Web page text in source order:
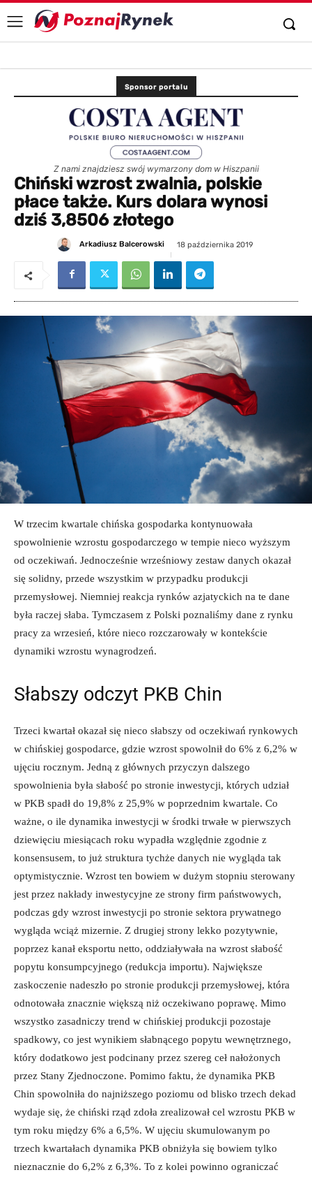
Sponsor portalu
Z nami znajdziesz swój wymarzony dom w Hiszpanii
Chiński wzrost zwalnia, polskie
płace także. Kurs dolara wynosi
dziś 3,8506 złotego
Arkadiusz Balcerowski 18 października 2019
W trzecim kwartale chińska gospodarka kontynuowała
spowolnienie wzrostu gospodarczego w tempie nieco wyższym
od oczekiwań. Jednocześnie wrześniowy zestaw danych okazał
się solidny, przede wszystkim w przypadku produkcji
przemysłowej. Niemniej reakcja rynków azjatyckich na te dane
była raczej słaba. Tymczasem z Polski poznaliśmy dane z rynku
pracy za wrzesień, które nieco rozczarowały w kontekście
dynamiki wzrostu wynagrodzeń.
Słabszy odczyt PKB Chin
Trzeci kwartał okazał się nieco słabszy od oczekiwań rynkowych
w chińskiej gospodarce, gdzie wzrost spowolnił do 6% z 6,2% w
ujęciu rocznym. Jedną z głównych przyczyn dalszego
spowolnienia była słabość po stronie inwestycji, których udział
w PKB spadł do 19,8% z 25,9% w poprzednim kwartale. Co
ważne, o ile dynamika inwestycji w środki trwałe w pierwszych
dziewięciu miesiącach roku wypadła względnie zgodnie z
konsensusem, to już struktura tychże danych nie wygląda tak
optymistycznie. Wzrost ten bowiem w dużym stopniu sterowany
jest przez nakłady inwestycyjne ze strony firm państwowych,
podczas gdy wzrost inwestycji po stronie sektora prywatnego
wygląda wciąż mizernie. Z drugiej strony lekko pozytywnie,
poprzez kanał eksportu netto, oddziaływała na wzrost słabość
popytu konsumpcyjnego (redukcja importu). Największe
zaskoczenie nadeszło po stronie produkcji przemysłowej, która
odnotowała znacznie większą niż oczekiwano poprawę. Mimo
wszystko zasadniczy trend w chińskiej produkcji pozostaje
spadkowy, co jest wynikiem słabnącego popytu wewnętrznego,
który dodatkowo jest podcinany przez szereg ceł nałożonych
przez Stany Zjednoczone. Pomimo faktu, że dynamika PKB
Chin spowolniła do najniższego poziomu od blisko trzech dekad
wydaje się, że chiński rząd zdoła zrealizował cel wzrostu PKB w
tym roku między 6% a 6,5%. W ujęciu skumulowanym po
trzech kwartałach dynamika PKB obniżyła się bowiem tylko
nieznacznie do 6,2% z 6,3%. To z kolei powinno ograniczać